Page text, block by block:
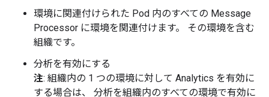
環境に関連付けられた Pod 内のすべての Message
Processor に環境を関連付けます。 その環境を含む
組織です。
分析を有効にする
注: 組織内の 1 つの環境に対して Analytics を有効に
する場合は、 分析を組織内のすべての環境で有効に